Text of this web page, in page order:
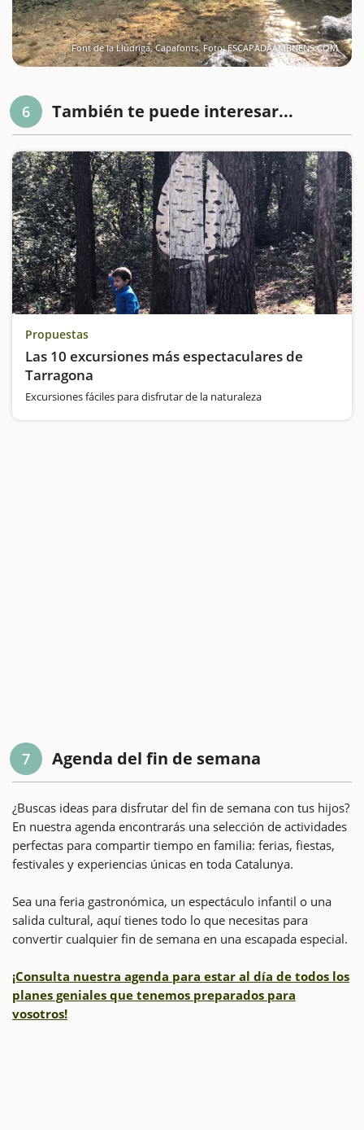
Font de la Llúdriga, Capafonts. Foto: ESCAPADAAMBNENS.COM
6 También te puede interesar...
Propuestas
Las 10 excursiones más espectaculares de
Tarragona
Excursiones fáciles para disfrutar de la naturaleza
7 Agenda del fin de semana
¿Buscas ideas para disfrutar del fin de semana con tus hijos?
En nuestra agenda encontrarás una selección de actividades
perfectas para compartir tiempo en familia: ferias, fiestas,
festivales y experiencias únicas en toda Catalunya.
Sea una feria gastronómica, un espectáculo infantil o una
salida cultural, aquí tienes todo lo que necesitas para
convertir cualquier fin de semana en una escapada especial.
¡Consulta nuestra agenda para estar al día de todos los
planes geniales que tenemos preparados para
vosotros!